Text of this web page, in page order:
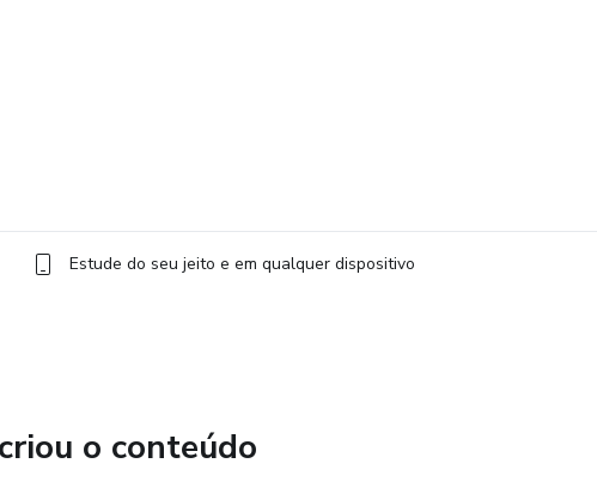
Estude do seu jeito e em qualquer dispositivo
o conteúdo